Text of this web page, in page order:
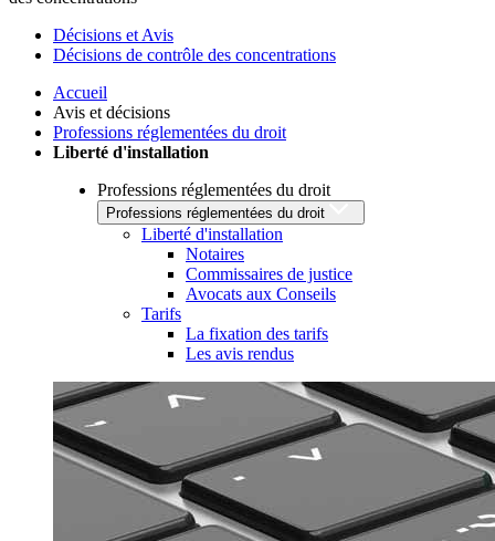
Décisions et Avis
Décisions de contrôle des concentrations
Accueil
Avis et décisions
Professions réglementées du droit
Liberté d'installation
Professions réglementées du droit
Professions réglementées du droit
Liberté d'installation
Notaires
Commissaires de justice
Avocats aux Conseils
Tarifs
La fixation des tarifs
Les avis rendus